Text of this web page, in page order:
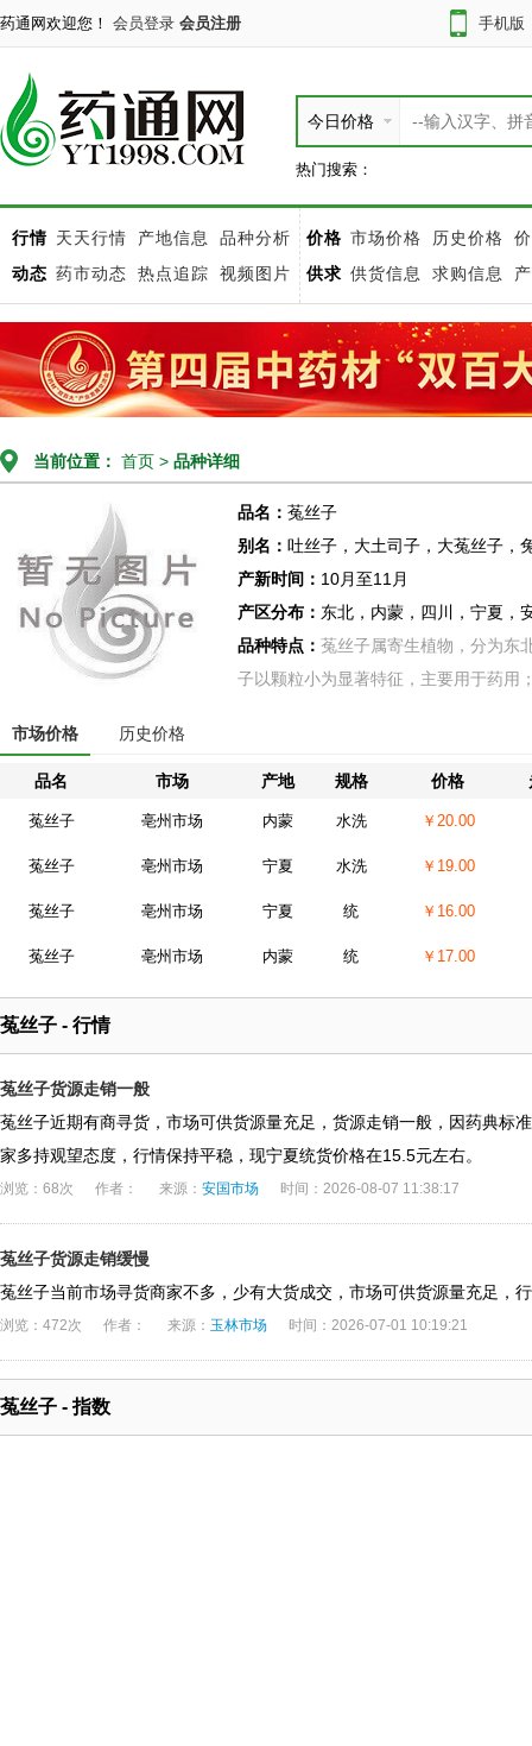
药通网欢迎您！ 会员登录 会员注册 手机版
今日价格
热门搜索：
行情 天天行情 产地信息
品种分析
动态 药市动态 热点追踪 视频图片
价格 市场价格 历史价格
供求 供货信息 求购信息
当前位置： 首页 > 品种详细
品名： 菟丝子
别名： 吐丝子，大土司子，大菟丝子，
产新时间： 10月至11月
产区分布： 东北，内蒙，四川，宁夏，
品种特点： 菟丝子属寄生植物，分为东
子以颗粒小为显著特征，主要用于药用
市场价格 历史价格
品名 市场 产地 规格 价格
菟丝子 亳州市场 内蒙 水洗 ￥20.00
菟丝子 亳州市场 宁夏 水洗 ￥19.00
菟丝子 亳州市场 宁夏 统 ￥16.00
菟丝子 亳州市场 内蒙 统 ￥17.00
菟丝子 - 行情
菟丝子货源走销一般
菟丝子近期有商寻货，市场可供货源量充足，货源走销一般，因药典标
家多持观望态度，行情保持平稳，现宁夏统货价格在15.5元左右。
浏览：68次 作者： 来源： 安国市场 时间：2026-08-07 11:38:17
菟丝子货源走销缓慢
菟丝子当前市场寻货商家不多，少有大货成交，市场可供货源量充足，
浏览：472次 作者： 来源： 玉林市场 时间：2026-07-01 10:19:21
菟丝子 - 指数